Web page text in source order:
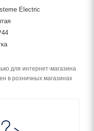
Electric
для интернет-магазина
в розничных магазинах